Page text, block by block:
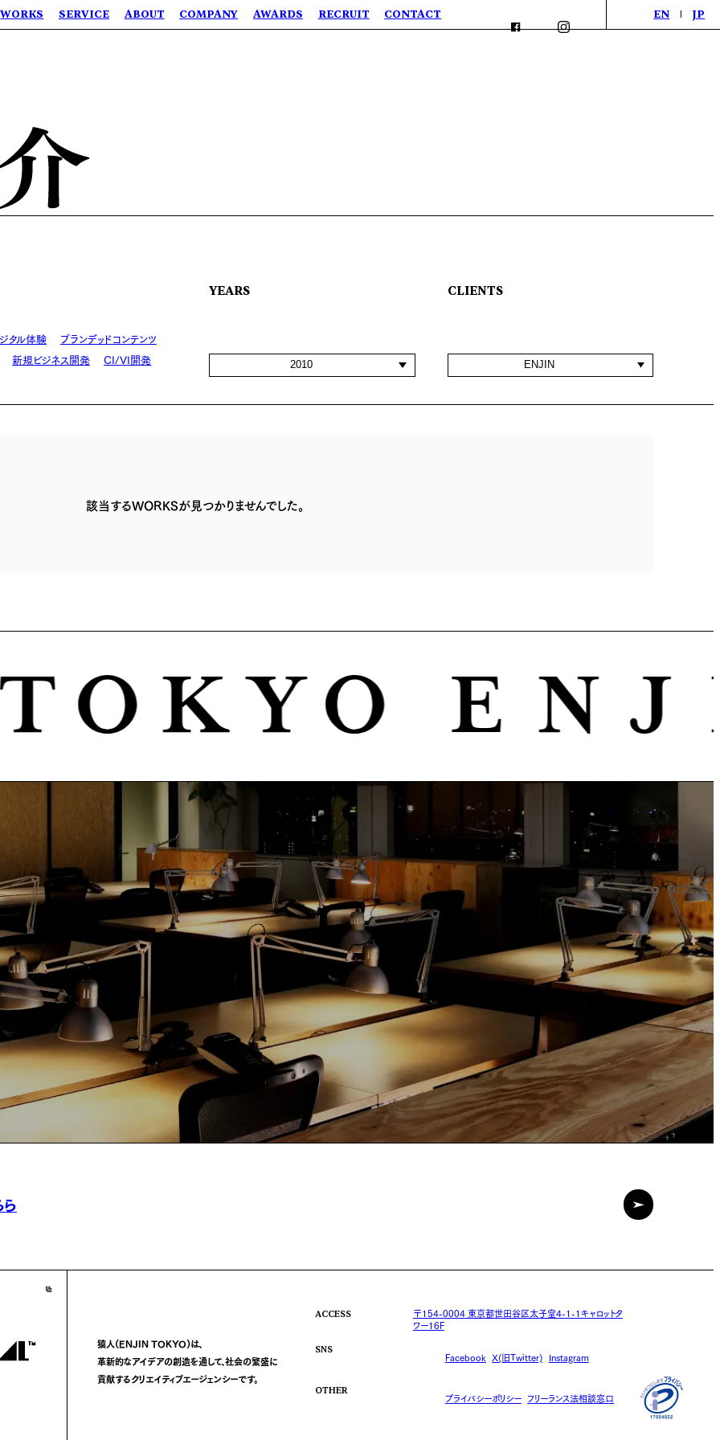
WORKS SERVICE ABOUT COMPANY AWARDS RECRUIT CONTACT EN JP
タル体験
ブランデッドコンテンツ
新規ビジネス開発 CI/VI開発
YEARS
2010
CLIENTS
ENJIN
該当するWORKSが見つかりませんでした。
猿人(ENJIN TOKYO)は、
革新的なアイデアの創造を通して、社会の繁盛に
貢献するクリエイティブエージェンシーです。
ACCESS 〒154-0004東京都世田谷区太子堂4-1-1キャロットタ
ワー16F
SNS
Facebook X(旧Twitter) Instagram
OTHER
プライバシーポリシー フリーランス法相談窓口